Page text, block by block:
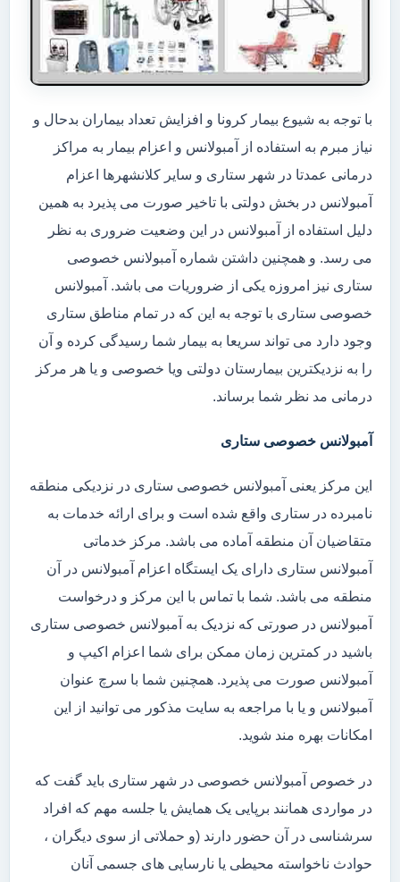
با توجه به شیوع بیمار کرونا و افزایش تعداد بیماران بدحال و
نیاز مبرم به استفاده از آمبولانس و اعزام بیمار به مراکز
درمانی عمدتا در شهر ستاری و سایر کلانشهرها اعزام
آمبولانس در بخش دولتی با تاخیر صورت می پذیرد به همین
دلیل استفاده از آمبولانس در این وضعیت ضروری به نظر
می رسد. و همچنین داشتن شماره آمبولانس خصوصی
ستاری نیز امروزه یکی از ضروریات می باشد. آمبولانس
خصوصی ستاری با توجه به این که در تمام مناطق ستاری
وجود دارد می تواند سریعا به بیمار شما رسیدگی کرده و آن
را به نزدیکترین بیمارستان دولتی ویا خصوصی و یا هر مرکز
درمانی مد نظر شما برساند.
آمبولانس خصوصی ستاری
این مرکز یعنی آمبولانس خصوصی ستاری در نزدیکی منطقه
نامبرده در ستاری واقع شده است و برای ارائه خدمات به
متقاضیان آن منطقه آماده می باشد. مرکز خدماتی
آمبولانس ستاری دارای یک ایستگاه اعزام آمبولانس در آن
منطقه می باشد. شما با تماس با این مرکز و درخواست
آمبولانس در صورتی که نزدیک به آمبولانس خصوصی ستاری
باشید در کمترین زمان ممکن برای شما اعزام اکیپ و
آمبولانس صورت می پذیرد. همچنین شما با سرچ عنوان
آمبولانس و یا با مراجعه به سایت مذکور می توانید از این
امکانات بهره مند شوید.
در خصوص آمبولانس خصوصی در شهر ستاری باید گفت که
در مواردی همانند برپایی یک همایش یا جلسه مهم که افراد
سرشناسی در آن حضور دارند (و حملاتی از سوی دیگران ،
حوادث ناخواسته محیطی یا نارسایی های جسمی آنان